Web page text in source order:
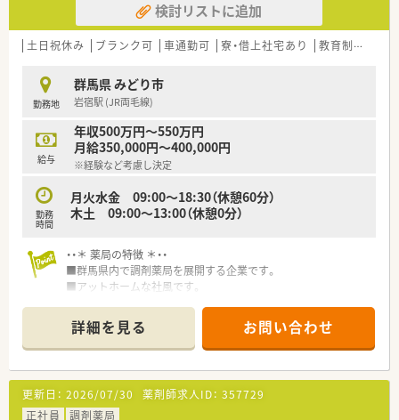
検討リストに追加
土日祝休み ブランク可 車通勤可 寮・借上社宅あり 教育制度あり
勤務地
群馬県 みどり市
岩宿駅 (JR両毛線)
給与
年収500万円～550万円
月給350,000円～400,000円
※経験など考慮し決定
勤務
時間
月火水金 09:00～18:30（休憩60分）
木土 09:00～13:00（休憩0分）
・・＊ 薬局の特徴 ＊・・
■群馬県内で調剤薬局を展開する企業です。
■アットホームな社風です。
年代層の方が活躍しています。
詳細を見る お問い合わせ
更新日： 2026/07/30 薬剤師求人ID： 357729
正社員
調剤薬局